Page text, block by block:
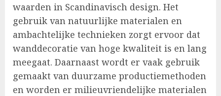
waarden in Scandinavisch design. Het
gebruik van natuurlijke materialen en
ambachtelijke technieken zorgt ervoor dat
wanddecoratie van hoge kwaliteit is en lang
meegaat. Daarnaast wordt er vaak gebruik
gemaakt van duurzame productiemethoden
en worden er milieuvriendelijke materialen